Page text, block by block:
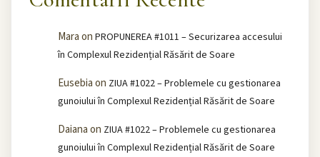
Maraon PROPUNEREA #1011 – Securizarea accesului
în Complexul Rezidențial Răsărit de Soare
Eusebiaon ZIUA #1022 – Problemele cu gestionarea
gunoiului în Complexul Rezidențial Răsărit de Soare
Daianaon ZIUA #1022 – Problemele cu gestionarea
gunoiului în Complexul Rezidențial Răsărit de Soare